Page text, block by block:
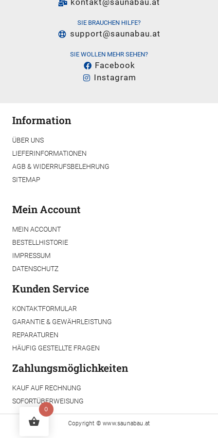
kontakt@saunabau.at
SIE BRAUCHEN HILFE?
support@saunabau.at
SIE WOLLEN MEHR SEHEN?
Facebook
Instagram
Information
ÜBER UNS
LIEFERINFORMATIONEN
AGB & WIDERRUFSBELEHRUNG
SITEMAP
Mein Account
MEIN ACCOUNT
BESTELLHISTORIE
IMPRESSUM
DATENSCHUTZ
Kunden Service
KONTAKTFORMULAR
GARANTIE & GEWÄHRLEISTUNG
REPARATUREN
HÄUFIG GESTELLTE FRAGEN
Zahlungsmöglichkeiten
KAUF AUF RECHNUNG
SOFORTÜBERWEISUNG
Copyright ©www.saunabau.at
0